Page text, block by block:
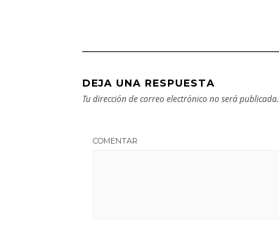
DEJA UNA RESPUESTA
Tu dirección de correo electrónico no será publicada.
COMENTAR